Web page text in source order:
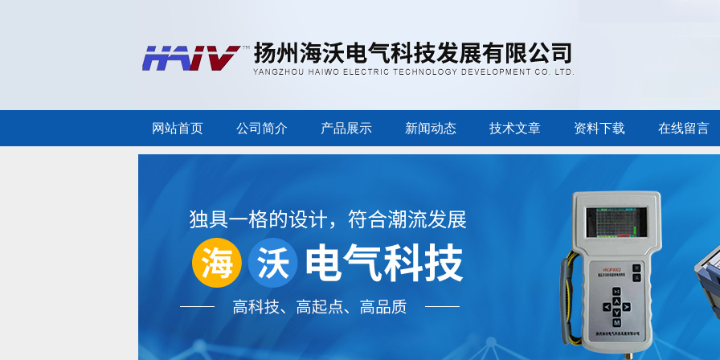
网站首页 公司简介 产品展示 新闻动态 技术文章 资料下载 在线留言